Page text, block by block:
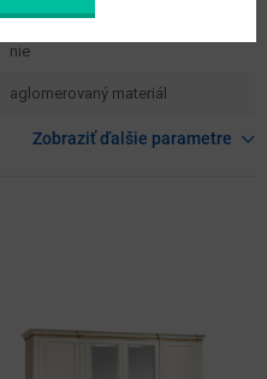
nie
aglomerovaný materiál
Zobraziť ďalšie parametre